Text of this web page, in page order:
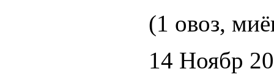
(1 овоз,
14 Ноябр